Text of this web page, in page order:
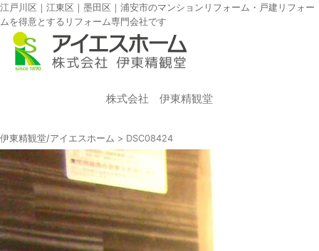
江戸川区｜江東区｜墨田区｜浦安市のマンションリフォーム・戸建リフォー
ムを得意とするリフォーム専門会社です
株式会社 伊東精観堂
伊東精観堂/アイエスホーム > DSC08424